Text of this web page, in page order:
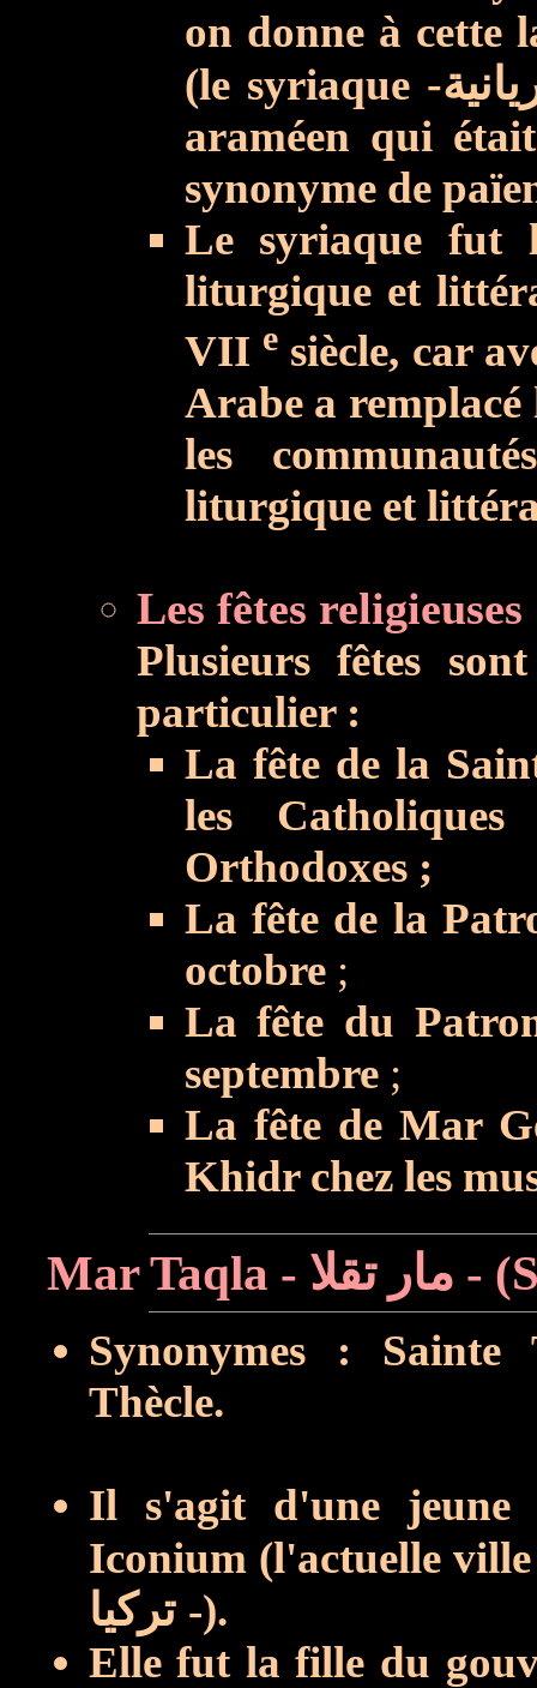
on donne à cette
(le syriaque
araméen qui
synonyme de
Le syriaque fut
liturgique et
VII esiècle, car
Arabe a
les
liturgique et
Les fêtes religieuses
Plusieurs fêtes
particulier :
La fête de la
les
Orthodoxes ;
La fête de la
octobre ;
La fête du
septembre ;
La fête de Mar
Khidr chez les
Synonymes : Sainte
Thècle.
Il s'agit d'une jeune
Iconium (l'actuelle
تركيا -).
Elle fut la fille du